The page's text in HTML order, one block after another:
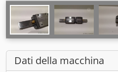
Dati della macchina